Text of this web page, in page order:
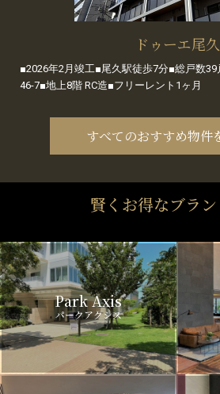
ドゥーエ尾久
■2026年2月竣工■尾久駅徒歩7分■総戸数
46-7■地上8階 RC造■フリーレント1ヶ月
すべてのおすすめ物件
賢くお得なブラ
Park Axis
パークアクシス